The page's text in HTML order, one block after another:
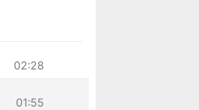
02:28
01:55